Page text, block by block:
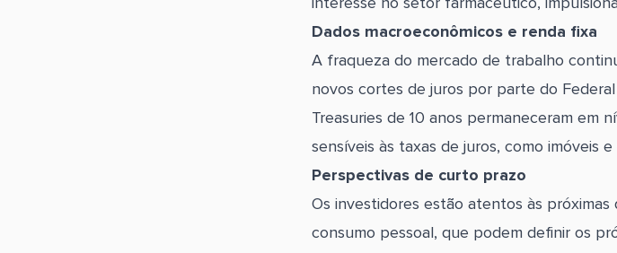
interesse no setor farmacêutico,
Dados macroeconômicos e renda fixa
A fraqueza do mercado de trabalho
novos cortes de juros por parte do
Treasuries de 10 anos permaneceram em
sensíveis às taxas de juros, como imóveis
Perspectivas de curto prazo
Os investidores estão atentos às
consumo pessoal, que podem definir os